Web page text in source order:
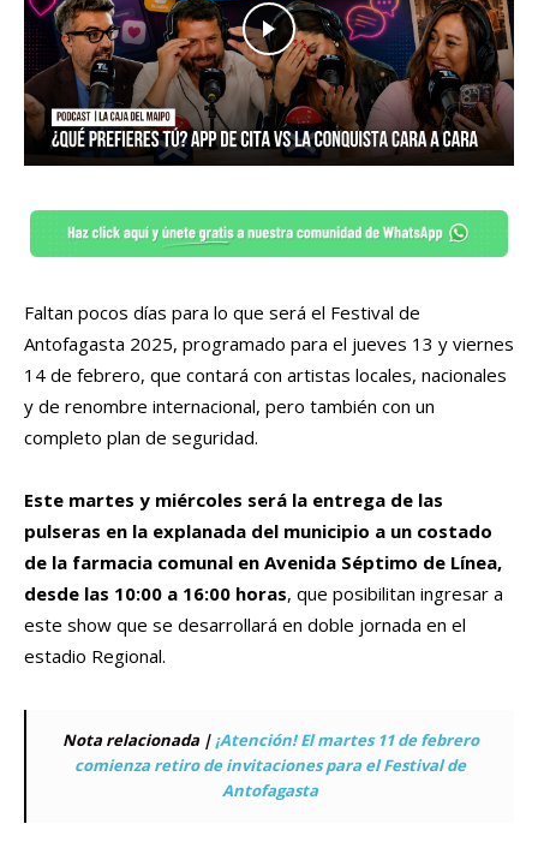
Faltan pocos días para lo que será el Festival de
Antofagasta 2025, programado para el jueves 13 y viernes
14 de febrero, que contará con artistas locales, nacionales
y de renombre internacional, pero también con un
completo plan de seguridad.
Este martes y miércoles será la entrega de las
pulseras en la explanada del municipio a un costado
de la farmacia comunal en Avenida Séptimo de Línea,
desde las 10:00 a 16:00 horas, que posibilitan ingresar a
este show que se desarrollará en doble jornada en el
estadio Regional.
Nota relacionada | ¡Atención! El martes 11 de febrero
comienza retiro de invitaciones para el Festival de
Antofagasta